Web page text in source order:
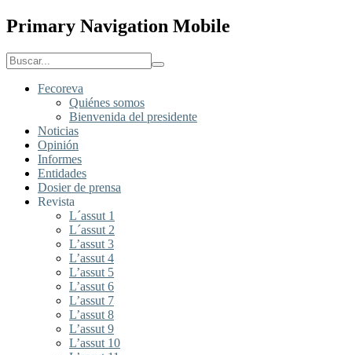
Primary Navigation Mobile
Fecoreva
Quiénes somos
Bienvenida del presidente
Noticias
Opinión
Informes
Entidades
Dosier de prensa
Revista
L´assut 1
L´assut 2
L’assut 3
L’assut 4
L’assut 5
L’assut 6
L’assut 7
L’assut 8
L’assut 9
L’assut 10